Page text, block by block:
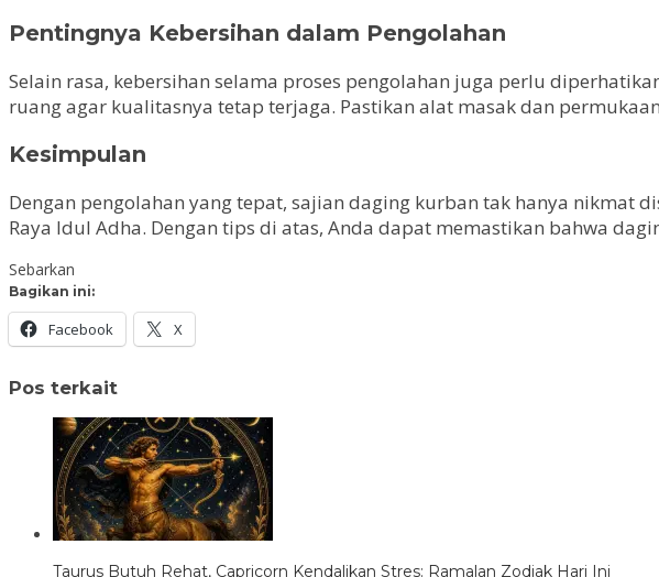
Pentingnya Kebersihan dalam Pengolahan
Selain rasa, kebersihan selama proses pengolahan juga perlu
ruang agar kualitasnya tetap terjaga. Pastikan alat masak dan
Kesimpulan
Dengan pengolahan yang tepat, sajian daging kurban tak hanya nikmat
Raya Idul Adha. Dengan tips di atas, Anda dapat memastikan bahwa
Sebarkan
Bagikan ini:
Facebook X
Pos terkait
Taurus Butuh Rehat, Capricorn Kendalikan Stres: Ramalan Zodiak Hari Ini